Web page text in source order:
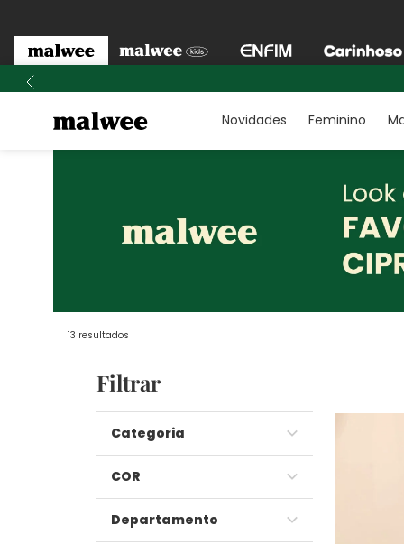
Novidades Feminino
13 resultados
Filtrar
Categoria
Calças
Camisas
COR
Azul
Departamento